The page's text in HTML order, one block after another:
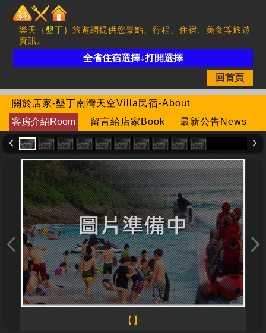
樂天｛墾丁｝旅遊網提供您景點、行程、住宿、美食等旅遊
資訊。
全省住宿選擇↓打開選擇
回首頁
關於店家-墾丁南灣天空Villa民宿-About
客房介紹Room
留言給店家Book 最新公告News
【】